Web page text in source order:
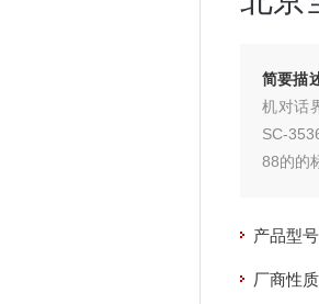
简要描
机对话
SC-
88的的
产品型号
厂商性质